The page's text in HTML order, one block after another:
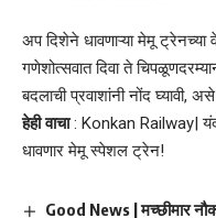
अप दिशेने धावणाऱ्या मेमू
गणेशोत्सवात दिवा ते
बदलाची प्रवाशांनी नोंद
हेही वाचा: Konkan Railway|
धावणार मेमू स्पेशल ट्रेन!
Good News | मच्छीमार